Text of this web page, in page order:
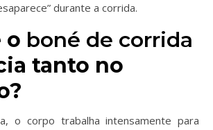
durante a corrida.
o boné de corrida
tanto no
o corpo trabalha intensamente para